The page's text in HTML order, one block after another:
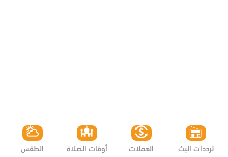
الطقس أوقات الصلاة العملات ترددات البث